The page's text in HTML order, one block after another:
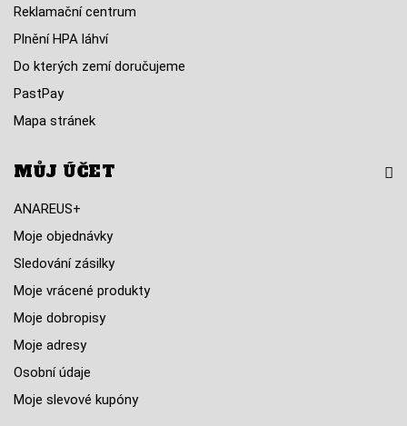
Reklamační centrum
Plnění HPA láhví
Do kterých zemí doručujeme
PastPay
Mapa stránek
MŮJ ÚČET
ANAREUS+
Moje objednávky
Sledování zásilky
Moje vrácené produkty
Moje dobropisy
Moje adresy
Osobní údaje
Moje slevové kupóny